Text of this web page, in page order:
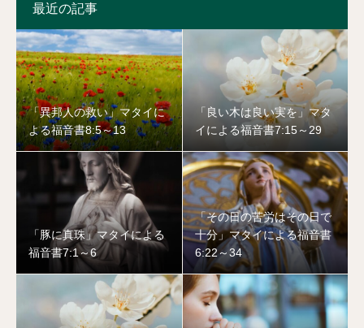
最近の記事
「異邦人の救い」マタイに
よる福音書8:5～13
「良い木は良い実を」マタ
イによる福音書7:15～29
「豚に真珠」マタイによる
福音書7:1～6
「その日の苦労はその日で
十分」マタイによる福音書
6:22～34